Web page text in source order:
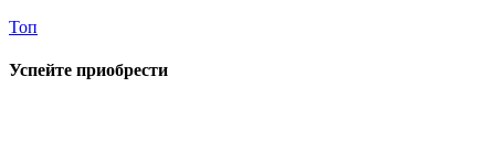
Топ
Успейте приобрести